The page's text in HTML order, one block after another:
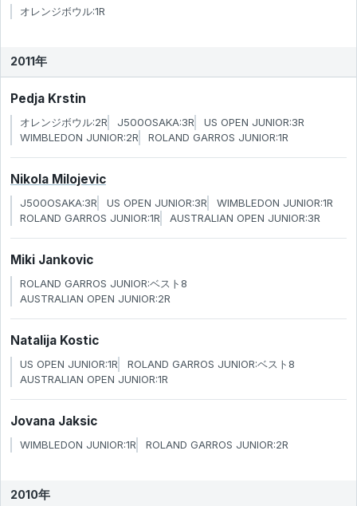
オレンジボウル:1R
2011年
Pedja Krstin
オレンジボウル:2R J500OSAKA:3R
US OPEN JUNIOR:3R
WIMBLEDON JUNIOR:2R
ROLAND GARROS JUNIOR:1R
Nikola Milojevic
J500OSAKA:3R US OPEN JUNIOR:3R
WIMBLEDON JUNIOR:1R
ROLAND GARROS JUNIOR:1R
AUSTRALIAN OPEN JUNIOR:3R
Miki Jankovic
ROLAND GARROS JUNIOR:ベスト8
AUSTRALIAN OPEN JUNIOR:2R
Natalija Kostic
US OPEN JUNIOR:1R
ROLAND GARROS JUNIOR:ベスト8
AUSTRALIAN OPEN JUNIOR:1R
Jovana Jaksic
WIMBLEDON JUNIOR:1R ROLAND GARROS JUNIOR:2R
2010年